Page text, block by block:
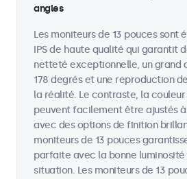
angles
Les moniteurs de 13 pouces sont
IPS de haute qualité qui garantit
netteté exceptionnelle, un grand
178 degrés et une reproduction
la réalité. Le contraste, la
peuvent facilement être ajustés
avec des options de finition
moniteurs de 13 pouces
parfaite avec la bonne luminosité
situation. Les moniteurs de 13